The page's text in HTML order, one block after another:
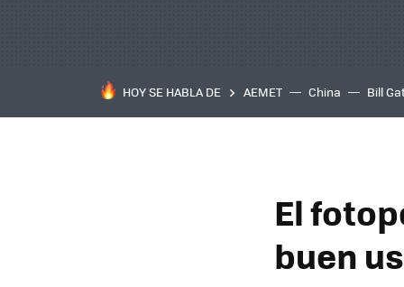
HOY SE HABLA DE AEMET China Bill
El
buen